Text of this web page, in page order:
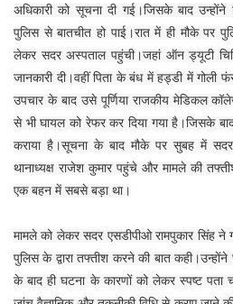
अधिकारी को सूचना दी गई।जिसके बाद उन्होंने
पुलिस से बातचीत हो पाई।रात में ही मौके पर
लेकर सदर अस्पताल पहुंची।जहां ऑन ड्यूटी
जानकारी दी।वहीं पिता के बंध में हड्डी में गोली
उपचार के बाद उसे पूर्णिया राजकीय मेडिकल
से भी घायल को रेफर कर दिया गया है।जिसके
कराया है।सूचना के बाद मौके पर सुबह में सदर
थानाध्यक्ष राजेश कुमार पहुंचे और मामले की
एक बहन में सबसे बड़ा था।
मामले को लेकर सदर एसडीपीओ रामपुकार सिंह ने
पुलिस के द्वारा तफ्तीश करने की बात
के बाद ही घटना के कारणों को लेकर स्पष्ट पता